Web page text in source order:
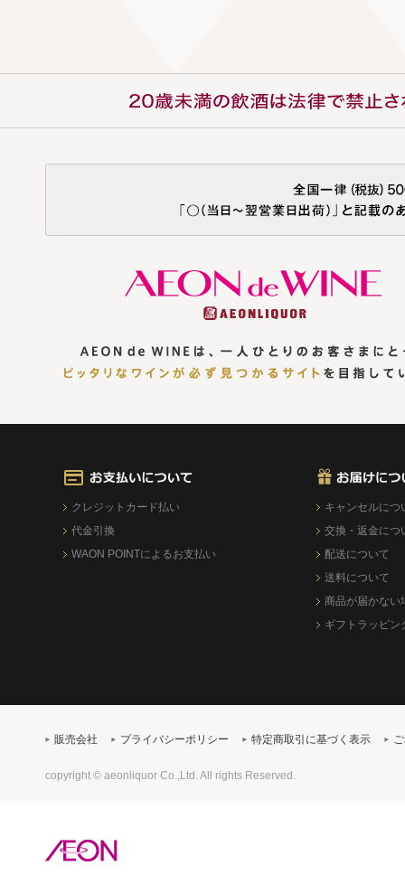
クレジットカード払い
代金引換
WAON POINTによるお支払い
キャンセルにつ
交換・返金につ
配送について
送料について
商品が届かない
ギフトラッピン
販売会社 プライバシーポリシー 特定商取引に基づく表示
copyright © aeonliquor Co.,Ltd. All rights Reserved.